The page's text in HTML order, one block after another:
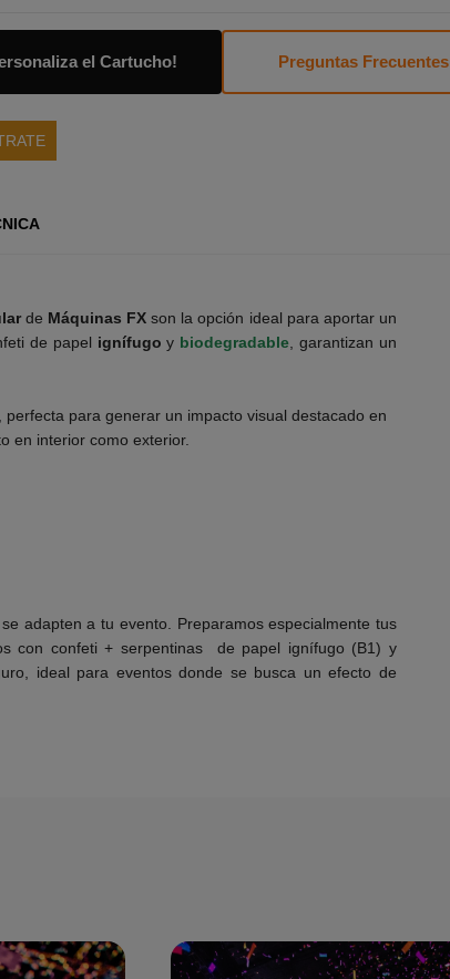
el Cartucho! Preguntas Frecuentes
de Máquinas FX son la opción ideal para aportar un
de papel ignífugo y biodegradable , garantizan un
perfecta para generar un impacto visual destacado en
en interior como exterior.
adapten a tu evento. Preparamos especialmente tus
con confeti + serpentinas de papel ignífugo (B1) y
ideal para eventos donde se busca un efecto de